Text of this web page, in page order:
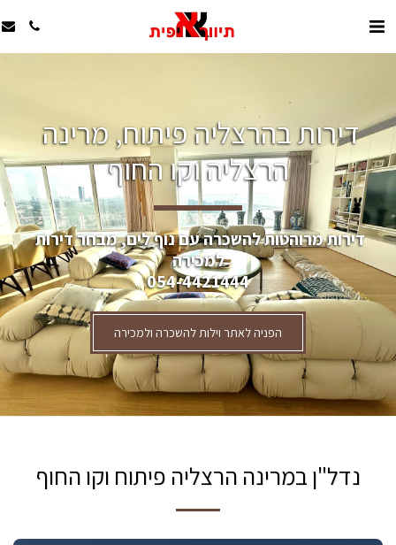
דירות בהרצליה פיתוח, מרינה
הרצליה וקו החוף
דירות מרוהטות להשכרה עם נוף לים, מבחר דירות
למכירה
054-4421444
הפניה לאתר וילות להשכרה ולמכירה
נדל"ן במרינה הרצליה פיתוח וקו החוף